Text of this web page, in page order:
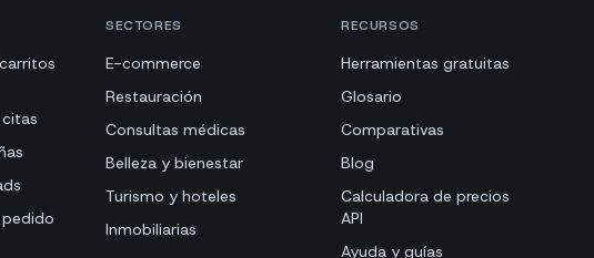
SECTORES
E-commerce
Restauración
Consultas médicas
Belleza y bienestar
Turismo y hoteles
Inmobiliarias
RECURSOS
Herramientas gratuitas
Glosario
Comparativas
Blog
Calculadora de precios
API
Ayuda y guías